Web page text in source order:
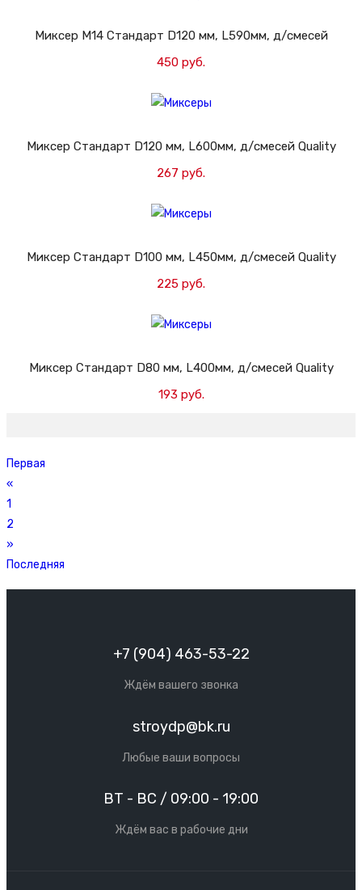
Миксер M14 Стандарт D120 мм, L590мм, д/смесей
450 руб.
Добавить в корзину
Миксер Стандарт D120 мм, L600мм, д/смесей Quality
267 руб.
Добавить в корзину
Миксер Стандарт D100 мм, L450мм, д/смесей Quality
225 руб.
Добавить в корзину
Миксер Стандарт D80 мм, L400мм, д/смесей Quality
193 руб.
Первая
«
1
2
»
Последняя
+7 (904) 463-53-22
Ждём вашего звонка
stroydp@bk.ru
Любые ваши вопросы
ВТ - ВС / 09:00 - 19:00
Ждём вас в рабочие дни